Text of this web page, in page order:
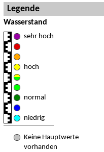
Legende
Wasserstand
sehr hoch
hoch
normal
niedrig
Keine Hauptwerte
vorhanden